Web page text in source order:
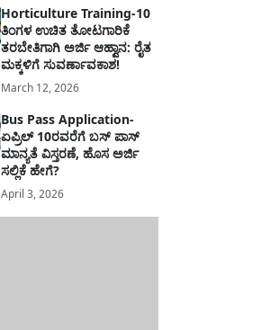
Horticulture Training-10
ತಿಂಗಳ ಉಚಿತ ತೋಟಗಾರಿಕೆ
ತರಬೇತಿಗಾಗಿ ಅರ್ಜಿ ಆಹ್ವಾನ: ರೈತ
ಮಕ್ಕಳಿಗೆ ಸುವರ್ಣಾವಕಾಶ!
March 12, 2026
Bus Pass Application-
ಏಪ್ರಿಲ್ 10ರವರೆಗೆ ಬಸ್ ಪಾಸ್
ಮಾನ್ಯತೆ ವಿಸ್ತರಣೆ, ಹೊಸ ಅರ್ಜಿ
ಸಲ್ಲಿಕೆ ಹೇಗೆ?
April 3, 2026